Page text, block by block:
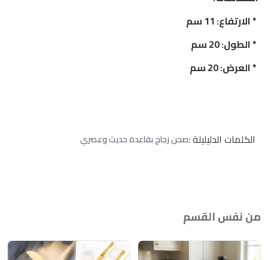
* الارتفاع: 11 سم
* الطول: 20 سم
* العرض: 20 سم
الكلمات الدليليلة :صحن زجاج بقاعدة حديث وعصري
من نفس القسم